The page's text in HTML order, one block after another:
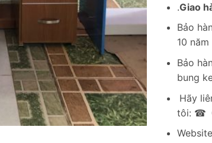
.Giao
Bảo
10 năm
Bảo
bung
Hãy
tôi: ☎